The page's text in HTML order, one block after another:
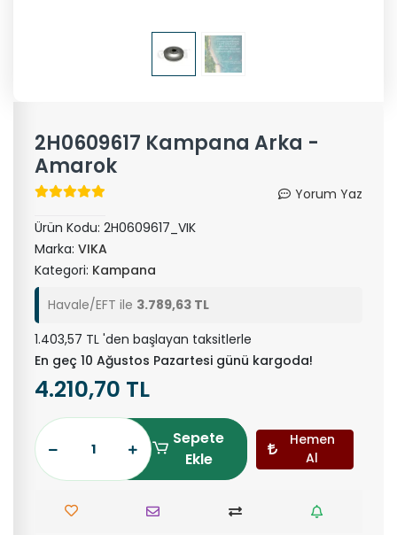
2H0609617 Kampana Arka -
Amarok
Yorum Yaz
Ürün Kodu: 2H0609617_VIK
Marka: VIKA
Kategori: Kampana
Havale/EFT ile 3.789,63 TL
1.403,57 TL 'den başlayan taksitlerle
En geç 10 Ağustos Pazartesi günü kargoda!
4.210,70 TL
Sepete
Ekle
Hemen
Al